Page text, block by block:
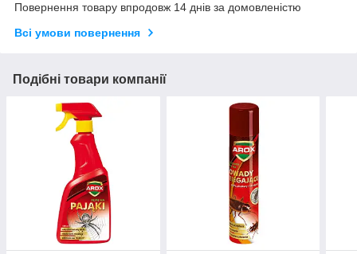
Повернення товару впродовж 14 днів за домовленістю
Всі умови повернення
Подібні товари компанії